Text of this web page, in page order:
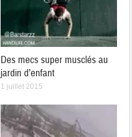
Des mecs super musclés au
jardin d’enfant
1 juillet 2015